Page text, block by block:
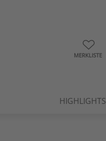
MERKLISTE
HIGHLIGHTS